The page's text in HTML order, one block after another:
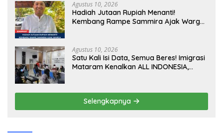
Agustus 10, 2026
Hadiah Jutaan Rupiah Menanti!
Kembang Rampe Sammira Ajak Warga
Agustus 10, 2026
Satu Kali Isi Data, Semua Beres! Imigrasi
Mataram Kenalkan ALL INDONESIA,
Selengkapnya